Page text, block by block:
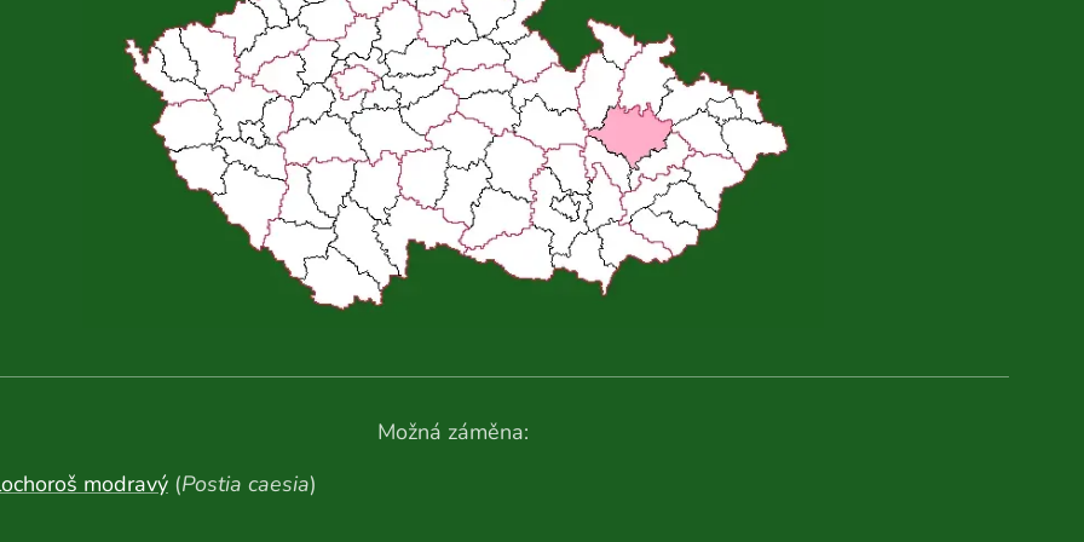
Možná záměna:
modravý (Postia caesia)